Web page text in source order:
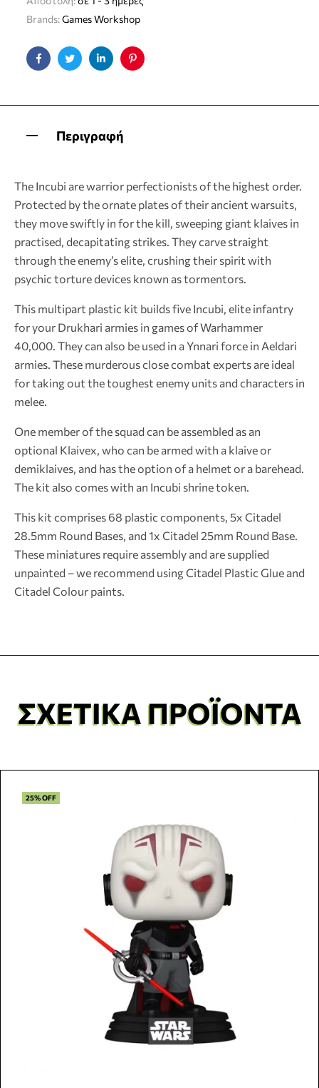
Brands:Games Workshop
FacebookTwitterLinkedinPinterest
Περιγραφή
The Incubi are warrior perfectionists of the highest order.
Protected by the ornate plates of their ancient warsuits,
they move swiftly in for the kill, sweeping giant klaives in
practised, decapitating strikes. They carve straight
through the enemy’s elite, crushing their spirit with
psychic torture devices known as tormentors.
This multipart plastic kit builds five Incubi, elite infantry
for your Drukhari armies in games of Warhammer
40,000. They can also be used in a Ynnari force in Aeldari
armies. These murderous close combat experts are ideal
for taking out the toughest enemy units and characters in
melee.
One member of the squad can be assembled as an
optional Klaivex, who can be armed with a klaive or
demiklaives, and has the option of a helmet or a barehead.
The kit also comes with an Incubi shrine token.
This kit comprises 68 plastic components, 5x Citadel
28.5mm Round Bases, and 1x Citadel 25mm Round Base.
These miniatures require assembly and are supplied
unpainted – we recommend using Citadel Plastic Glue and
Citadel Colour paints.
ΣΧΕΤΙΚΆ ΠΡΟΪΌΝΤΑ
25% OFF